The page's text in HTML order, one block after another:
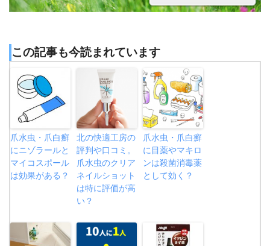
この記事も今読まれています
爪水虫・爪白癬
にニゾラールと
マイコスポール
は効果がある？
北の快適工房の
評判や口コミ。
爪水虫のクリア
ネイルショット
は特に評価が高
い？
爪水虫・爪白癬
に目薬やマキロ
ンは殺菌消毒薬
として効く？